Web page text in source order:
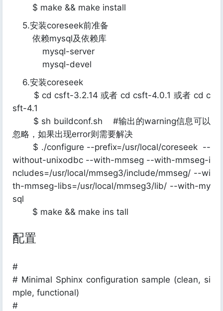
$ make && make install
5.安装coreseek前准备
依赖mysql及依赖库
mysql-server
mysql-devel
6.安装coreseek
$ cd csft-3.2.14 或者 cd csft-4.0.1 或者 cd c
sft-4.1
$ sh buildconf.sh #输出的warning信息可以
忽略，如果出现error则需要解决
$ ./configure --prefix=/usr/local/coreseek --
without-unixodbc --with-mmseg --with-mmseg-i
ncludes=/usr/local/mmseg3/include/mmseg/ --wi
th-mmseg-libs=/usr/local/mmseg3/lib/ --with-my
sql
$ make && make ins tall
配置
#
# Minimal Sphinx configuration sample (clean, si
mple, functional)
#